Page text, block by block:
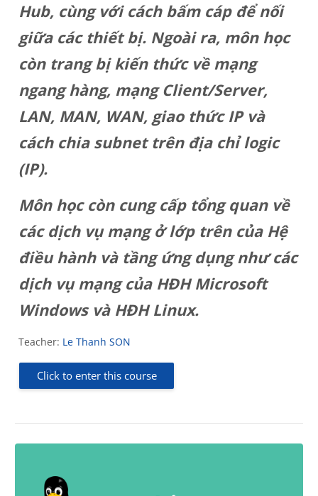
Hub, cùng với cách bấm cáp để nối
giữa các thiết bị. Ngoài ra, môn học
còn trang bị kiến thức về mạng
ngang hàng, mạng Client/Server,
LAN, MAN, WAN, giao thức IP và
cách chia subnet trên địa chỉ logic
(IP).
Môn học còn cung cấp tổng quan về
các dịch vụ mạng ở lớp trên của Hệ
điều hành và tầng ứng dụng như các
dịch vụ mạng của HĐH Microsoft
Windows và HĐH Linux.
Teacher: Le Thanh SON
Click to enter this course